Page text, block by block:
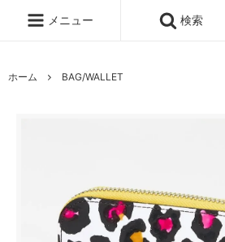
メニュー 検索
ホーム BAG/WALLET